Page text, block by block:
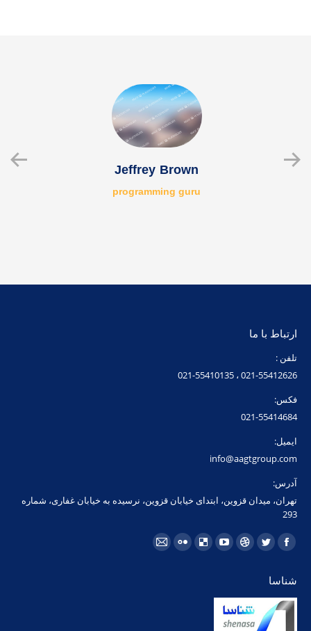
Jeffrey Brown
programming guru
ارتباط با ما
تلفن :
021-55412626 ، 021-55410135
فکس:
021-55414684
ایمیل:
info@aagtgroup.com
آدرس:
تهران، میدان قزوین، ابتدای خیابان قزوین، نرسیده به خیابان غفاری، شماره
293
مارا در اینجا پیدا کنید:
فیسبوک
opens
in
new
توئیتر
new
Dribbble
in
new
یوتیوب
in
new
Delicious
فلیکرایمیل
شناسا